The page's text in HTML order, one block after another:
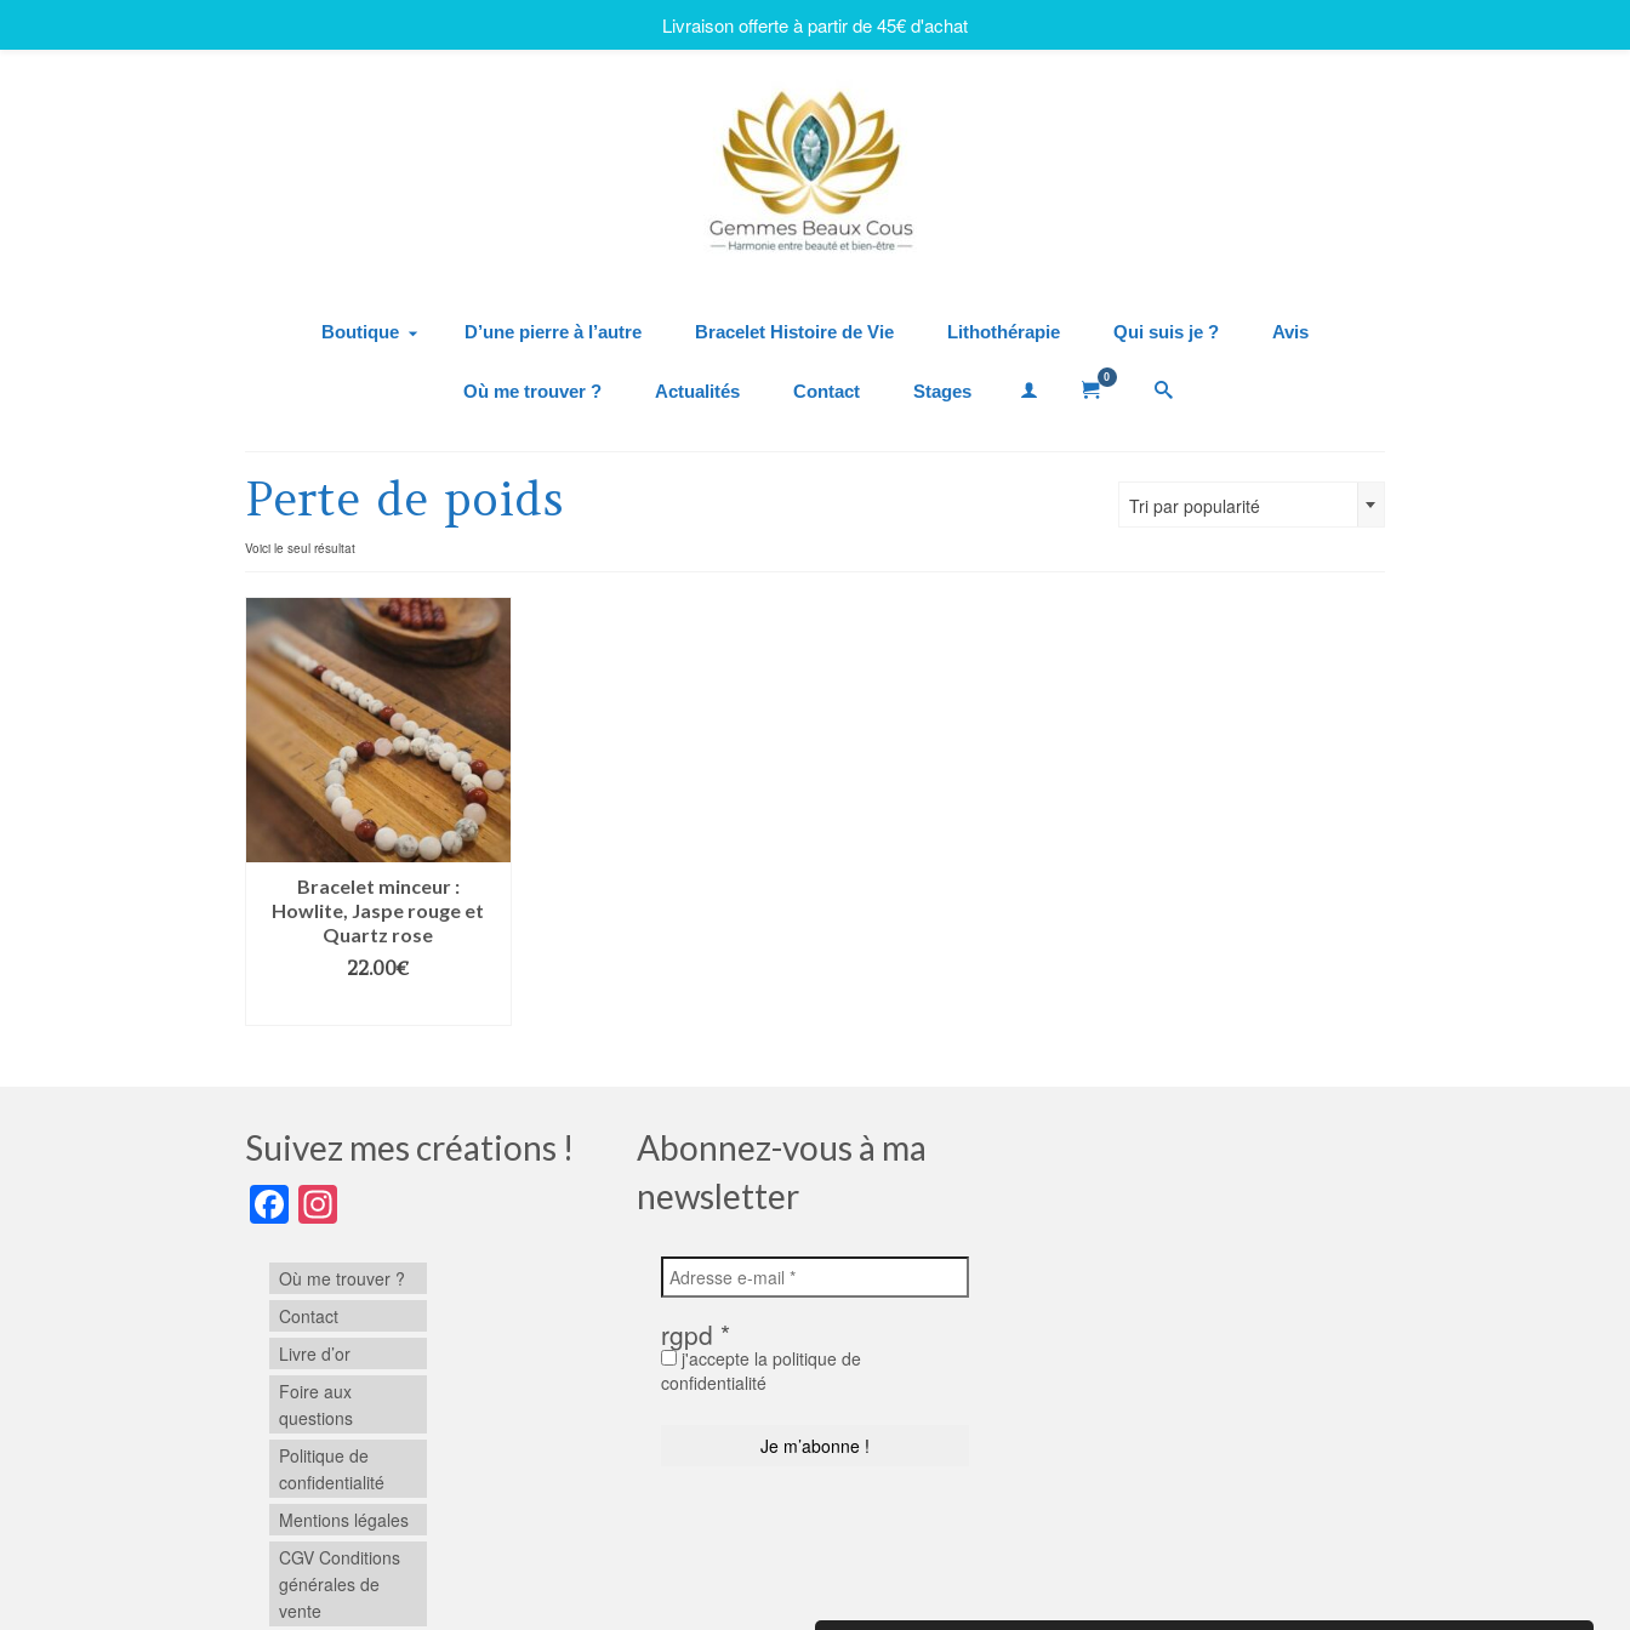
Boutique D’une pierre à l’autre Bracelet Histoire de Vie Lithothérapie Qui suis je ? Avis
Où me trouver ? Actualités Contact Stages
0
Perte de poids
Voici le seul résultat
Tri par popularité
Bracelet minceur :
Howlite, Jaspe rouge et
Quartz rose
22.00€
Suivez mes créations !
Facebook
Où me trouver ?
Contact
Livre d’or
Foire aux
questions
Politique de
confidentialité
Mentions légales
CGV Conditions
générales de
vente
Abonnez-vous à ma
newsletter
rgpd *
j'accepte la politique de
confidentialité
Livraison offerte à partir de 45€ d'achat